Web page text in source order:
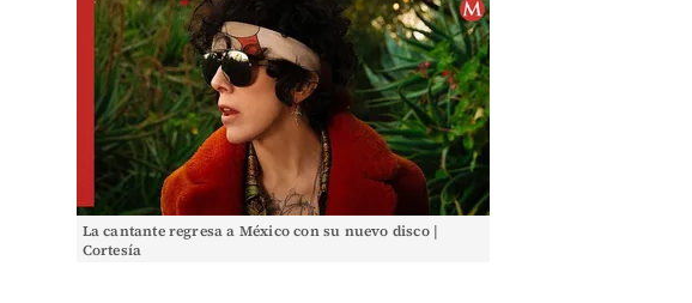
La cantante regresa a México con su nuevo disco |
Cortesía